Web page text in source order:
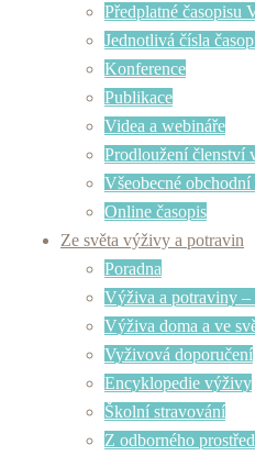
Předplatné časopisu
Jednotlivá čísla
Konference
Publikace
Videa a webináře
Prodloužení členství
Všeobecné
Online časopis
Ze světa výživy a potravin
Poradna
Výživa a potraviny –
Výživa doma a ve
Vyživová doporučení
Encyklopedie výživy
Školní stravování
Z odborného